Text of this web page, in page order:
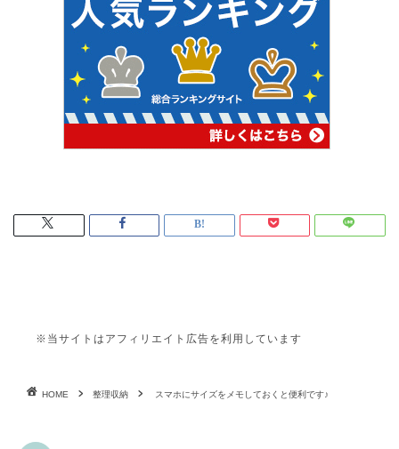
※当サイトはアフィリエイト広告を利用しています
HOME 整理収納 スマホにサイズをメモしておくと便利です♪